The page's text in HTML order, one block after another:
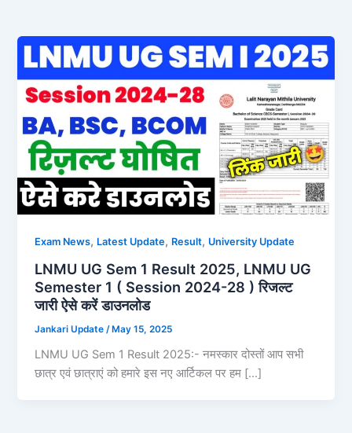
Exam News, Latest Update, Result, University Update
LNMU UG Sem 1 Result 2025, LNMU UG
Semester 1 ( Session 2024-28 ) रिजल्ट
जारी ऐसे करें डाउनलोड
Jankari Update /May 15, 2025
LNMU UG Sem 1 Result 2025:- नमस्कार दोस्तों आप सभी
छात्र एवं छात्राएं को हमारे इस नए आर्टिकल पर हम […]